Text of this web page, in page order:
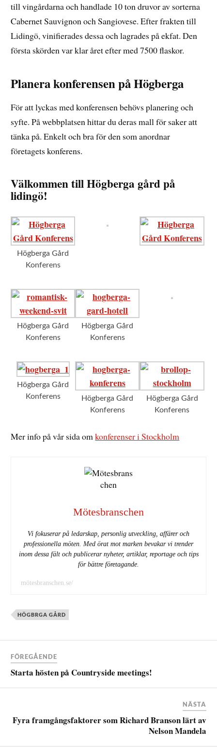
till vingårdarna och handlade 10 ton druvor av sorterna
Cabernet Sauvignon och Sangiovese. Efter frakten till
Lidingö, vinifierades dessa och lagrades på ekfat. Den
första skörden var klar året efter med 7500 flaskor.
Planera konferensen på Högberga
För att lyckas med konferensen behövs planering och
syfte. På webbplatsen hittar du deras mall för saker att
tänka på. Enkelt och bra för den som anordnar
företagets konferens.
Välkommen till Högberga gård på
lidingö!
Högberga Gård
Konferens
Högberga Gård
Konferens
Högberga Gård
Konferens
Högberga Gård
Konferens
Högberga Gård
Konferens
Högberga Gård
Konferens
Mer info på vår sida omkonferenser i Stockholm
Mötesbranschen
Vi fokuserar på ledarskap, personlig utveckling, affärer och
professionella möten. Med örat mot marken bevakar vi trender
inom dessa fält och publicerar nyheter, artiklar, reportage och tips
för bättre företagande.
mötesbranschen.se/
HÖGBRGA GÅRD
FÖREGÅENDE
Starta hösten på Countryside meetings!
NÄSTA
Fyra framgångsfaktorer som Richard Branson lärt av
Nelson Mandela